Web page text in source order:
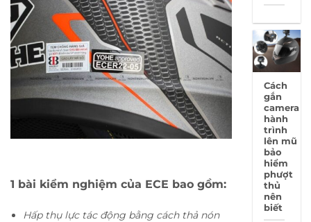
1 bài kiểm nghiệm của ECE bao gồm:
Hấp thụ lực tác động bằng cách thả nón
Cách
gắn
camera
hành
trình
lên mũ
bảo
hiểm
phượt
thủ
nên
biết